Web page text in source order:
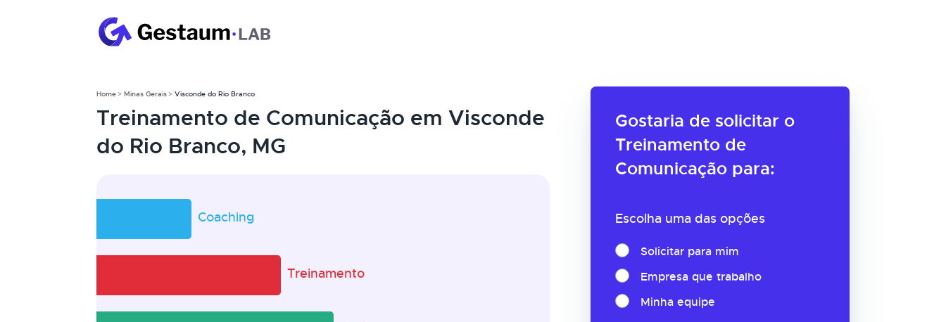
Gostaria de solicitar o
Treinamento de
Comunicação para:
Escolha uma das opções
Solicitar para mim
Empresa que trabalho
Minha equipe
Home Minas Gerais Visconde do Rio Branco
Treinamento de Comunicação em Visconde
do Rio Branco, MG